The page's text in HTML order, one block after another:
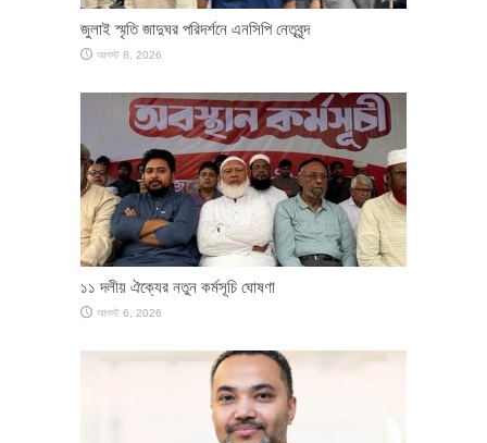
জুলাই স্মৃতি জাদুঘর পরিদর্শনে এনসিপি নেতৃবৃন্দ
আগস্ট 8, 2026
১১ দলীয় ঐক্যের নতুন কর্মসূচি ঘোষণা
আগস্ট 6, 2026